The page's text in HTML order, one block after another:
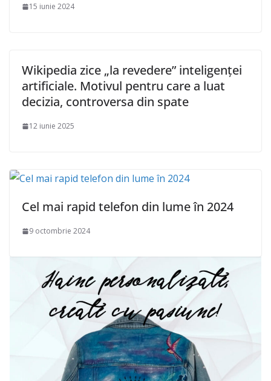
15 iunie 2024
Wikipedia zice „la revedere” inteligenței
artificiale. Motivul pentru care a luat
decizia, controversa din spate
12 iunie 2025
Cel mai rapid telefon din lume în 2024
9 octombrie 2024